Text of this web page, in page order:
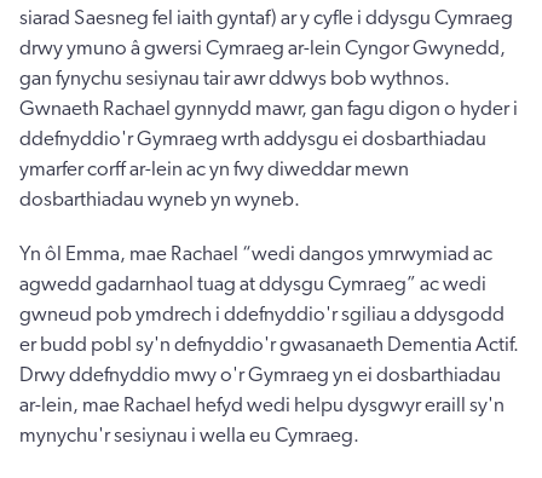
siarad Saesneg fel iaith gyntaf) ar y cyfle i ddysgu Cymraeg
drwy ymuno â gwersi Cymraeg ar-lein Cyngor Gwynedd,
gan fynychu sesiynau tair awr ddwys bob wythnos.
Gwnaeth Rachael gynnydd mawr, gan fagu digon o hyder i
ddefnyddio'r Gymraeg wrth addysgu ei dosbarthiadau
ymarfer corff ar-lein ac yn fwy diweddar mewn
dosbarthiadau wyneb yn wyneb.
Yn ôl Emma, mae Rachael “wedi dangos ymrwymiad ac
agwedd gadarnhaol tuag at ddysgu Cymraeg” ac wedi
gwneud pob ymdrech i ddefnyddio'r sgiliau a ddysgodd
er budd pobl sy'n defnyddio'r gwasanaeth Dementia Actif.
Drwy ddefnyddio mwy o'r Gymraeg yn ei dosbarthiadau
ar-lein, mae Rachael hefyd wedi helpu dysgwyr eraill sy'n
mynychu'r sesiynau i wella eu Cymraeg.